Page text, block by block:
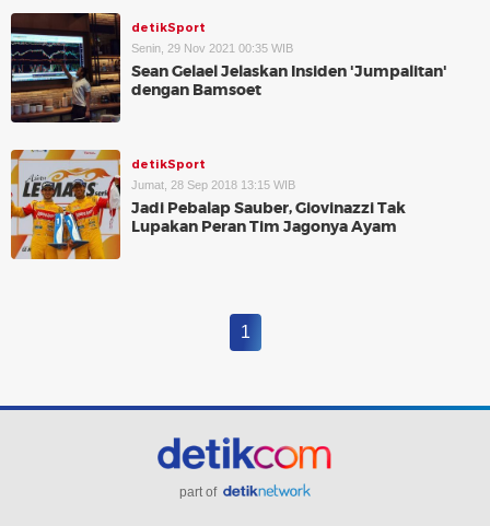
detikSport
Senin, 29 Nov 2021 00:35 WIB
Sean Gelael Jelaskan Insiden 'Jumpalitan'
dengan Bamsoet
detikSport
Jumat, 28 Sep 2018 13:15 WIB
Jadi Pebalap Sauber, Giovinazzi Tak
Lupakan Peran Tim Jagonya Ayam
1
part of